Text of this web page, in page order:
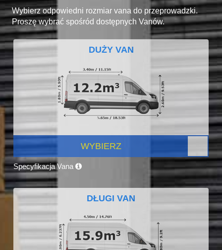
Wybierz odpowiedni rozmiar vana do przeprowadzki.
Proszę wybrać spośród dostępnych Vanów.
DUŻY VAN
WYBIERZ
Specyfikacja Vana
DŁUGI VAN